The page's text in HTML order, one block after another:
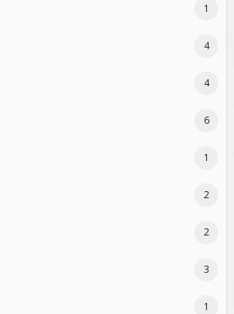
1
4
4
6
1
2
2
3
1